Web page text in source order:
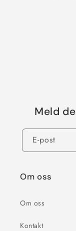
Meld
E-post
Om oss
Om oss
Kontakt